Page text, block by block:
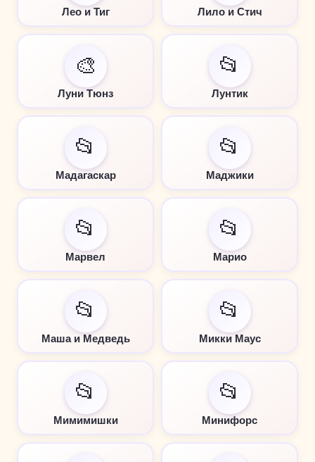
Лео и Тиг Лило и Стич
🎨
Луни Тюнз
📂
Лунтик
📂
Мадагаскар
📂
Маджики
📂
Марвел
📂
Марио
📂
Маша и Медведь
📂
Микки Маус
📂
Мимимишки
📂
Минифорс